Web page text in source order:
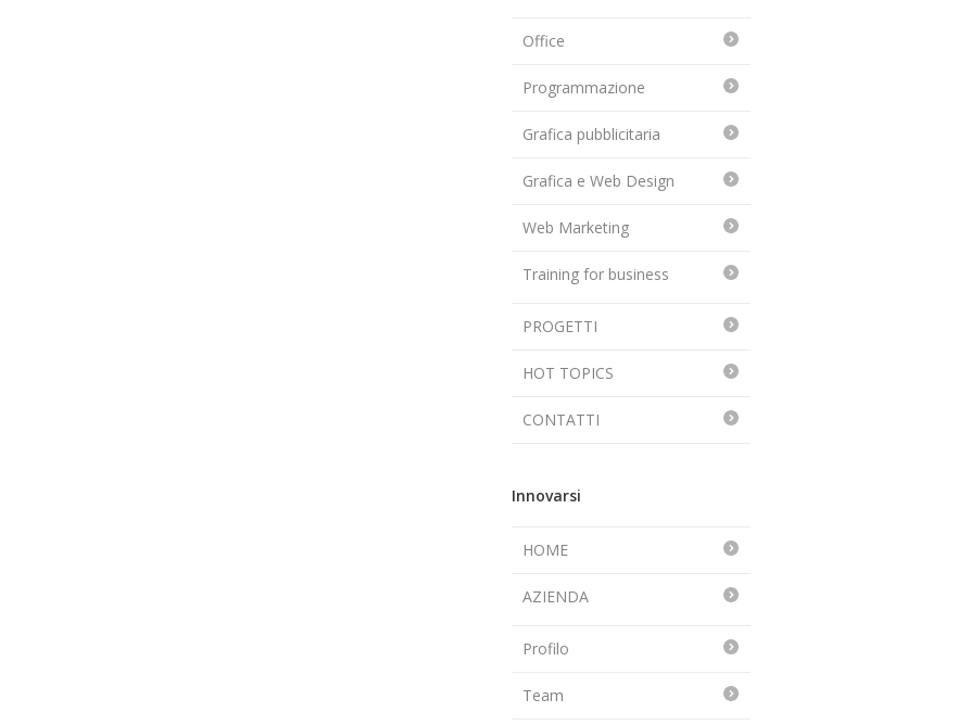
Office
Programmazione
Grafica pubblicitaria
Grafica e Web Design
Web Marketing
Training for business
PROGETTI
HOT TOPICS
CONTATTI
Innovarsi
HOME
AZIENDA
Profilo
Team